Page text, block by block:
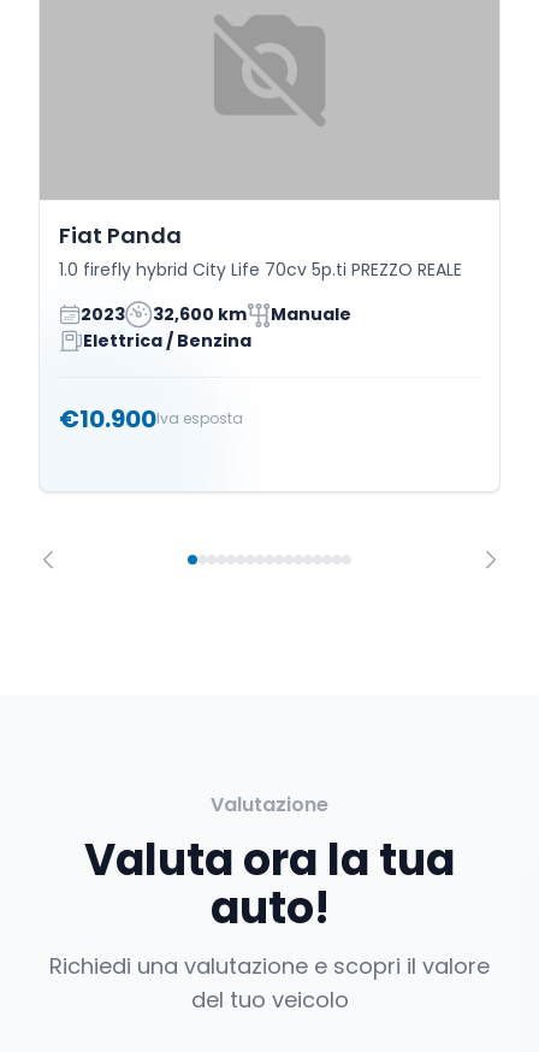
Fiat Panda
1.0 firefly hybrid City Life 70cv 5p.ti PREZZO REALE
2023
32,600 km
Manuale
Elettrica / Benzina
€10.900Iva esposta
Valutazione
Valuta ora la tua
auto!
Richiedi una valutazione e scopri il valore
del tuo veicolo